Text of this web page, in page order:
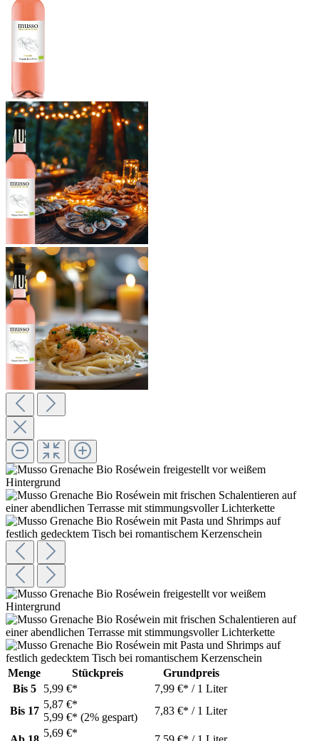
Menge Stückpreis
Grundpreis
Bis 5 5,99 €*
7,99 €* / 1 Liter
Bis 17
5,87 €*
5,99 €* (2% gespart)
7,83 €* / 1 Liter
5,69 €*